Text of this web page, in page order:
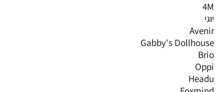
4M
יוגי
Avenir
Gabby's Dollhouse
Brio
Oppi
Headu